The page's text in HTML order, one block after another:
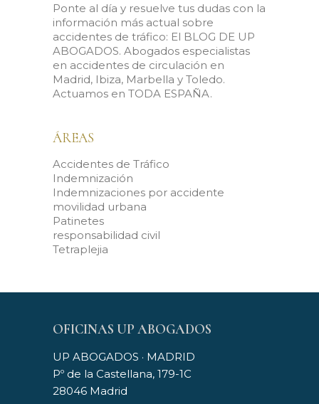
Ponte al día y resuelve tus dudas con la
información más actual sobre
accidentes de tráfico: El BLOG DE UP
ABOGADOS. Abogados especialistas
en accidentes de circulación en
Madrid, Ibiza, Marbella y Toledo.
Actuamos en TODA ESPAÑA.
ÁREAS
Accidentes de Tráfico
Indemnización
Indemnizaciones por accidente
movilidad urbana
Patinetes
responsabilidad civil
Tetraplejia
OFICINAS UP ABOGADOS
UP ABOGADOS · MADRID
Pº de la Castellana, 179-1C
28046 Madrid